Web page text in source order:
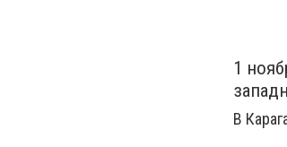
1
В